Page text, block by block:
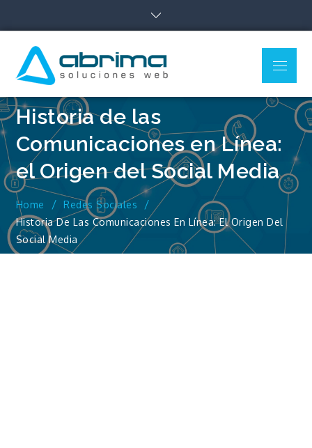
Tecnología –
Abrima
Marketing Digital y Web
Menu
Historia de las
Comunicaciones en Línea:
el Origen del Social Media
Home
Redes Sociales
Historia De Las Comunicaciones En Línea: El Origen Del
Social Media